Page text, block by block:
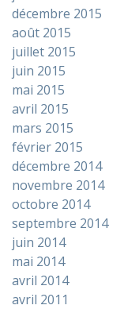
décembre 2015
août 2015
juillet 2015
juin 2015
mai 2015
avril 2015
mars 2015
février 2015
décembre 2014
novembre 2014
octobre 2014
septembre 2014
juin 2014
mai 2014
avril 2014
avril 2011